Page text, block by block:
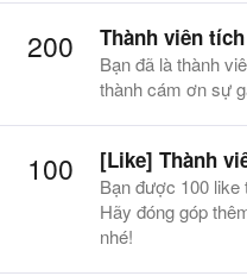
200 Thành viên
Bạn đã là thành
thành cám ơn sự
100 [Like] Thành
Bạn được 100
Hãy đóng góp
nhé!